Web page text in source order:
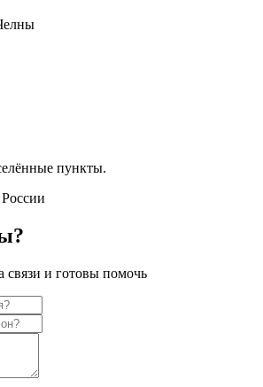
пункты.
и готовы помочь